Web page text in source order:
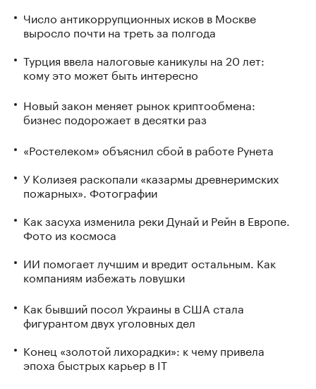
Число антикоррупционных исков в Москве
выросло почти на треть за полгода
Турция ввела налоговые каникулы на 20 лет:
кому это может быть интересно
Новый закон меняет рынок криптообмена:
бизнес подорожает в десятки раз
«Ростелеком» объяснил сбой в работе Рунета
У Колизея раскопали «казармы древнеримских
пожарных». Фотографии
Как засуха изменила реки Дунай и Рейн в Европе.
Фото из космоса
ИИ помогает лучшим и вредит остальным. Как
компаниям избежать ловушки
Как бывший посол Украины в США стала
фигурантом двух уголовных дел
Конец «золотой лихорадки»: к чему привела
эпоха быстрых карьер в IT